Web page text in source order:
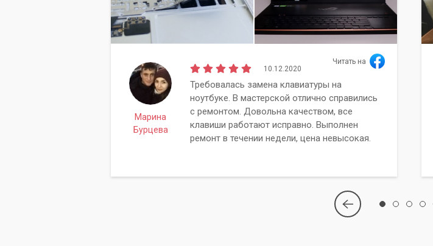
Читать на
Марина
Бурцева
10.12.2020
Требовалась замена клавиатуры на
ноутбуке. В мастерской отлично справились
с ремонтом. Довольна качеством, все
клавиши работают исправно. Выполнен
ремонт в течении недели, цена невысокая.